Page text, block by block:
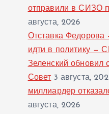
отправили в СИЗО
августа, 2026
Отставка Федорова
идти в политику —
Зеленский обновил
Совет 3 августа,
миллиардер
августа, 2026